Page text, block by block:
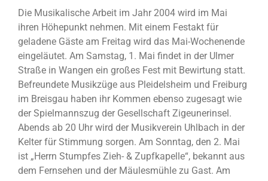
Die Musikalische Arbeit im Jahr 2004 wird im Mai
ihren Höhepunkt nehmen. Mit einem Festakt für
geladene Gäste am Freitag wird das Mai-Wochenende
eingeläutet. Am Samstag, 1. Mai findet in der Ulmer
Straße in Wangen ein großes Fest mit Bewirtung statt.
Befreundete Musikzüge aus Pleidelsheim und Freiburg
im Breisgau haben ihr Kommen ebenso zugesagt wie
der Spielmannszug der Gesellschaft Zigeunerinsel.
Abends ab 20 Uhr wird der Musikverein Uhlbach in der
Kelter für Stimmung sorgen. Am Sonntag, den 2. Mai
ist „Herrn Stumpfes Zieh- & Zupfkapelle“, bekannt aus
dem Fernsehen und der Mäulesmühle zu Gast. Am